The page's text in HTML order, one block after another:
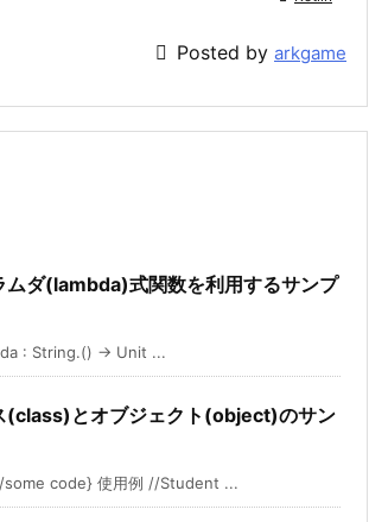
 Posted by arkgame
ムダ(lambda)式関数を利用するサンプ
: String.() -> Unit ...
(class)とオブジェクト(object)のサン
some code} 使用例 //Student ...